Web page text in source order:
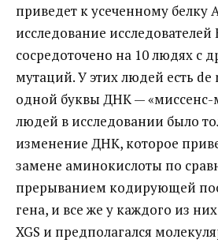
приведет к усеченному белку
исследование
сосредоточено на 10 людях с
мутаций. У этих людей есть
одной буквы ДНК — «миссенс-
людей в исследовании было
изменение ДНК, которое
замене аминокислоты по
прерыванием кодирующей
гена, и все же у каждого из
XGS и предполагался